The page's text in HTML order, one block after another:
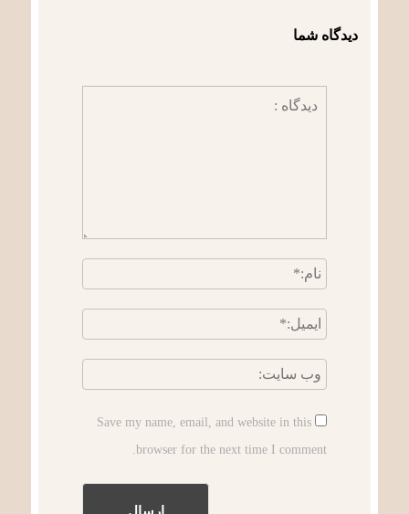
دیدگاه شما
Save my name, email, and website in this
browser for the next time I comment.